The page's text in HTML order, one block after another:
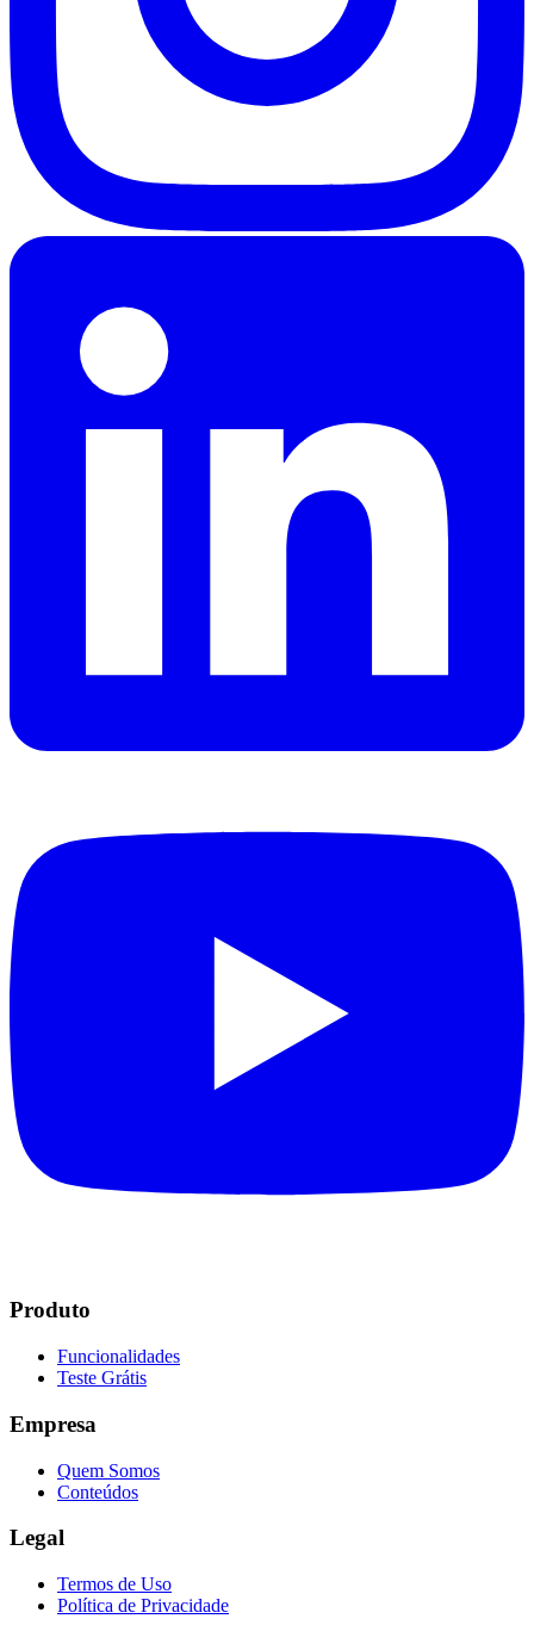
Produto
Funcionalidades
Teste Grátis
Empresa
Quem Somos
Conteúdos
Legal
Termos de Uso
Política de Privacidade